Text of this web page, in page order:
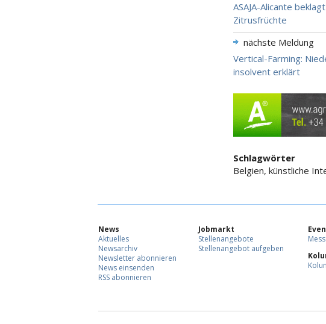
ASAJA-Alicante
Zitrusfrüchte
nächste Meldung
Vertical-Farming:
insolvent erklärt
Schlagwörter
Belgien, künstliche
News
Aktuelles
Newsarchiv
Newsletter abonnieren
News einsenden
RSS abonnieren
Jobmarkt
Stellenangebote
Stellenangebot aufgeben